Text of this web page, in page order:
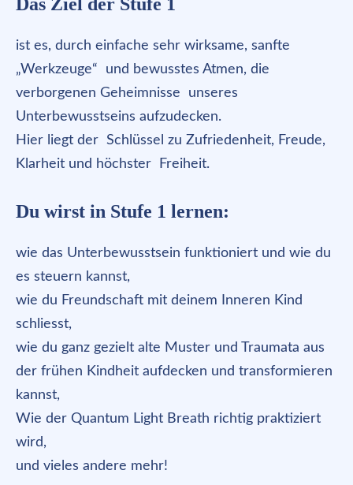
ist es, durch einfache sehr wirksame, sanfte
„Werkzeuge“ und bewusstes Atmen, die
verborgenen Geheimnisse unseres
Unterbewusstseins aufzudecken.
Hier liegt der Schlüssel zu Zufriedenheit, Freude,
Klarheit und höchster Freiheit.
Du wirst in Stufe 1 lernen:
wie das Unterbewusstsein funktioniert und wie du
es steuern kannst,
wie du Freundschaft mit deinem Inneren Kind
schliesst,
wie du ganz gezielt alte Muster und Traumata aus
der frühen Kindheit aufdecken und transformieren
kannst,
Wie der Quantum Light Breath richtig praktiziert
wird,
und vieles andere mehr!